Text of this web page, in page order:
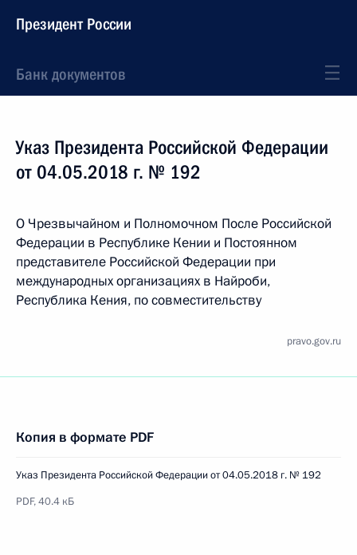
Президент России
Банк документов
Указ Президента Российской Федерации
от 04.05.2018 г. № 192
О Чрезвычайном и Полномочном После Российской
Федерации в Республике Кении и Постоянном
представителе Российской Федерации при
международных организациях в Найроби,
Республика Кения, по совместительству
pravo.gov.ru
Копия в формате PDF
Указ Президента Российской Федерации от 04.05.2018 г. № 192
PDF, 40.4 кБ